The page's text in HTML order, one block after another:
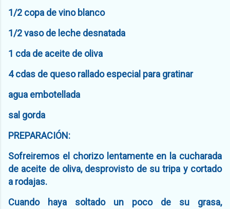
1/2 copa de vino blanco
1/2 vaso de leche desnatada
1 cda de aceite de oliva
4 cdas de queso rallado especial para gratinar
agua embotellada
sal gorda
PREPARACIÓN:
Sofreiremos el chorizo lentamente en la cucharada
de aceite de oliva, desprovisto de su tripa y cortado
a rodajas.
Cuando haya soltado un poco de su grasa,